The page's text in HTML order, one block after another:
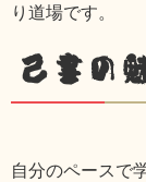
り道場です。
己書の
自分のペースで